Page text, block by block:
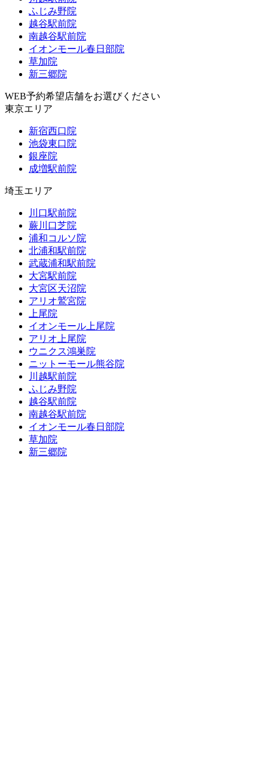
ふじみ野院
越谷駅前院
南越谷駅前院
イオンモール春日部院
草加院
新三郷院
WEB予約希望店舗をお選びください
東京エリア
新宿西口院
池袋東口院
銀座院
成増駅前院
埼玉エリア
川口駅前院
蕨川口芝院
浦和コルソ院
北浦和駅前院
武蔵浦和駅前院
大宮駅前院
大宮区天沼院
アリオ鷲宮院
上尾院
イオンモール上尾院
アリオ上尾院
ウニクス鴻巣院
ニットーモール熊谷院
川越駅前院
ふじみ野院
越谷駅前院
南越谷駅前院
イオンモール春日部院
草加院
新三郷院